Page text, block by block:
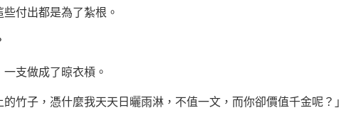
付出都是為了紮根。
支做成了晾衣槓。
子，憑什麼我天天日曬雨淋，不值一文，而你卻價值千金呢？」